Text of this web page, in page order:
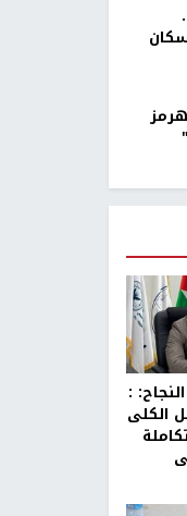
:
الكلى